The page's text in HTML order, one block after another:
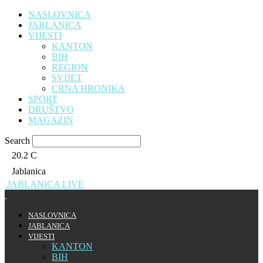
NASLOVNICA
JABLANICA
VIJESTI
KANTON
BIH
REGION
SVIJET
CRNA HRONIKA
SPORT
DRUŠTVO
MAGAZIN
Search
20.2 C
Jablanica
JABLANICA LIVE
NASLOVNICA
JABLANICA
VIJESTI
KANTON
BIH